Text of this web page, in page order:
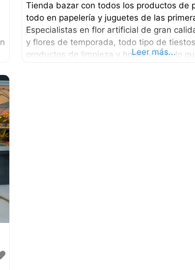
Tienda bazar con todos los productos de
todo en papelería y juguetes de las
Especialistas en flor artificial de gran
y flores de temporada, todo tipo de
productos de limpieza y hogar y todo lo
Leer más...